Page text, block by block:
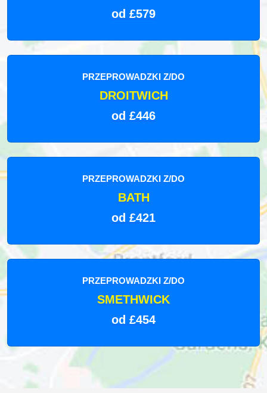
od £579
PRZEPROWADZKI Z/DO
DROITWICH
od £446
PRZEPROWADZKI Z/DO
BATH
od £421
PRZEPROWADZKI Z/DO
SMETHWICK
od £454